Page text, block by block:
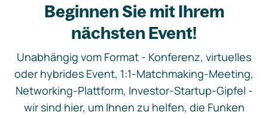
Beginnen Sie mit Ihrem
nächsten Event!
Unabhängig vom Format - Konferenz, virtuelles
oder hybrides Event, 1:1-Matchmaking-Meeting,
Networking-Plattform, Investor-Startup-Gipfel -
wir sind hier, um Ihnen zu helfen, die Funken